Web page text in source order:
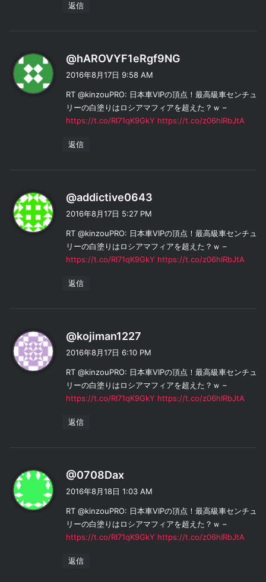
返信
@hAROVYF1eRgf9NG
2016年8月17日 9:58 AM
RT @kinzouPRO: 日本車VIPの頂点！最高級車センチュ
リーの白塗りはロシアマフィアを超えた？ｗ –
https://t.co/Rl71qK9GkY https://t.co/z06hIRbJtA
返信
@addictive0643
2016年8月17日 5:27 PM
RT @kinzouPRO: 日本車VIPの頂点！最高級車センチュ
リーの白塗りはロシアマフィアを超えた？ｗ –
https://t.co/Rl71qK9GkY https://t.co/z06hIRbJtA
返信
@kojiman1227
り
2016年8月17日 6:10 PM
RT @kinzouPRO: 日本車VIPの頂点！最高級車センチュ
リーの白塗りはロシアマフィアを超えた？ｗ –
https://t.co/Rl71qK9GkY https://t.co/z06hIRbJtA
返信
@0708Dax
り
2016年8月18日 1:03 AM
RT @kinzouPRO: 日本車VIPの頂点！最高級車センチュ
リーの白塗りはロシアマフィアを超えた？ｗ –
https://t.co/Rl71qK9GkY https://t.co/z06hIRbJtA
返信